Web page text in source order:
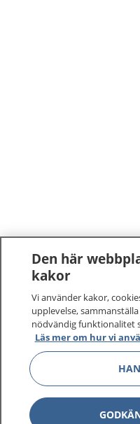
Den här
kakor
Vi använder kakor,
upplevelse,
nödvändig funktionalitet
Läs mer om hur vi